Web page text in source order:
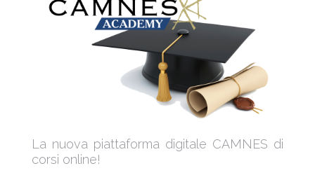
La nuova piattaforma digitale CAMNES di
corsi online!